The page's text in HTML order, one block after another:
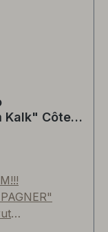
Kalk" Côte